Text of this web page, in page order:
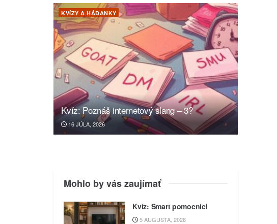
KVÍZY A HÁDANKY
Kvíz: Poznáš internetový slang – 3?
16 JÚLA, 2026
Mohlo by vás zaujímať
Kvíz: Smart pomocníci
5 AUGUSTA, 2026